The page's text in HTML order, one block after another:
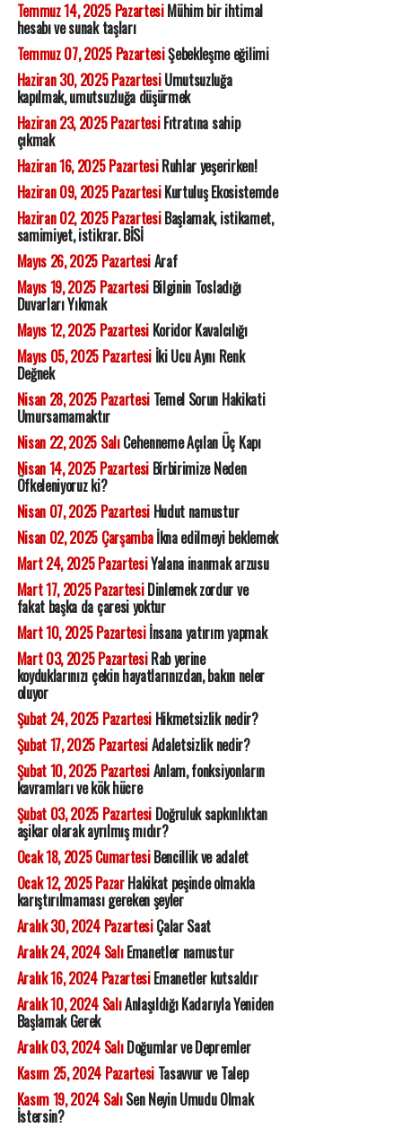
Temmuz 14, 2025 PazartesiMühim bir ihtimal
hesabı ve sunak taşları
Temmuz 07, 2025 PazartesiŞebekleşme eğilimi
Haziran 30, 2025 PazartesiUmutsuzluğa
kapılmak, umutsuzluğa düşürmek
Haziran 23, 2025 PazartesiFıtratına sahip
çıkmak
Haziran 16, 2025 PazartesiRuhlar yeşerirken!
Haziran 09, 2025 PazartesiKurtuluş Ekosistemde
Haziran 02, 2025 PazartesiBaşlamak, istikamet,
samimiyet, istikrar. BİSİ
Mayıs 26, 2025 PazartesiAraf
Mayıs 19, 2025 PazartesiBilginin Tosladığı
Duvarları Yıkmak
Mayıs 12, 2025 PazartesiKoridor Kavalcılığı
Mayıs 05, 2025 Pazartesiİki Ucu Aynı Renk
Değnek
Nisan 28, 2025 PazartesiTemel Sorun Hakikati
Umursamamaktır
Nisan 22, 2025 SalıCehenneme Açılan Üç Kapı
Nisan 14, 2025 PazartesiBirbirimize Neden
Öfkeleniyoruz ki?
Nisan 07, 2025 PazartesiHudut namustur
Nisan 02, 2025 Çarşambaİkna edilmeyi beklemek
Mart 24, 2025 PazartesiYalana inanmak arzusu
Mart 17, 2025 PazartesiDinlemek zordur ve
fakat başka da çaresi yoktur
Mart 10, 2025 Pazartesiİnsana yatırım yapmak
Mart 03, 2025 PazartesiRab yerine
koyduklarınızı çekin hayatlarınızdan, bakın neler
oluyor
Şubat 24, 2025 PazartesiHikmetsizlik nedir?
Şubat 17, 2025 PazartesiAdaletsizlik nedir?
Şubat 10, 2025 PazartesiAnlam, fonksiyonların
kavramları ve kök hücre
Şubat 03, 2025 PazartesiDoğruluk sapkınlıktan
aşikar olarak ayrılmış mıdır?
Ocak 18, 2025 CumartesiBencillik ve adalet
Ocak 12, 2025 PazarHakikat peşinde olmakla
karıştırılmaması gereken şeyler
Aralık 30, 2024 PazartesiÇalar Saat
Aralık 24, 2024 SalıEmanetler namustur
Aralık 16, 2024 PazartesiEmanetler kutsaldır
Aralık 10, 2024 SalıAnlaşıldığı Kadarıyla Yeniden
Başlamak Gerek
Aralık 03, 2024 SalıDoğumlar ve Depremler
Kasım 25, 2024 PazartesiTasavvur ve Talep
Kasım 19, 2024 SalıSen Neyin Umudu Olmak
İstersin?